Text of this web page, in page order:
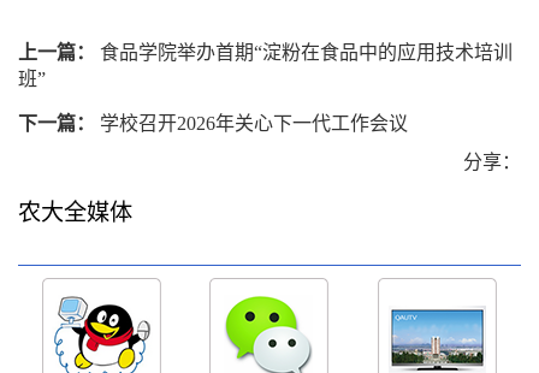
上一篇：
食品学院举办首期“淀粉在食品中的应用技术培训
班”
下一篇：
学校召开2026年关心下一代工作会议
分享：
农大全媒体